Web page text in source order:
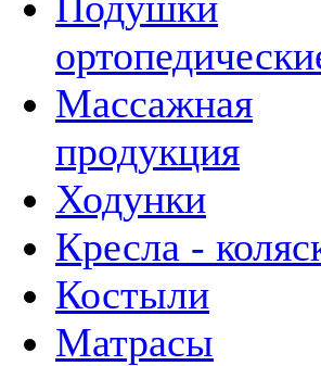
Массажная
продукция
Ходунки
Кресла -
Костыли
Матрасы